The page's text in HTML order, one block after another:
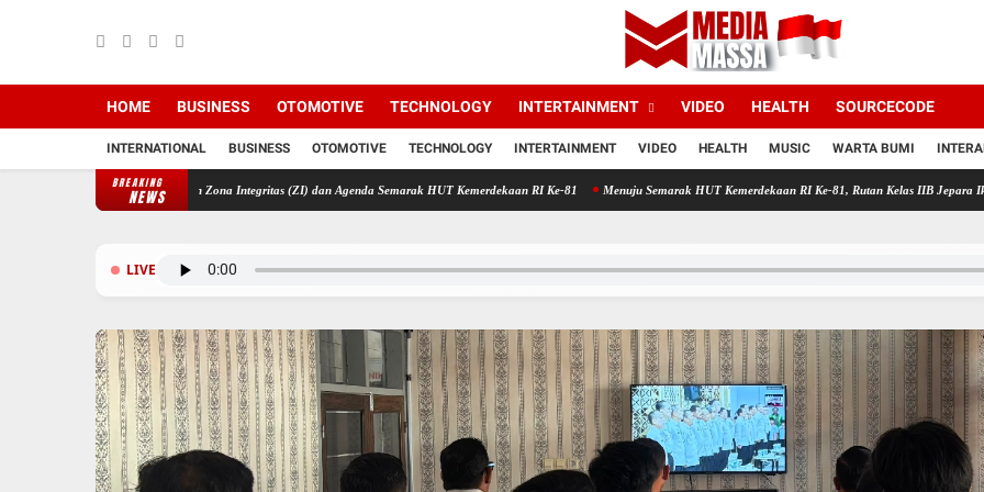
HOME BUSINESS OTOMOTIVE TECHNOLOGY INTERTAINMENT VIDEO HEALTH SOURCECODE
INTERNATIONAL BUSINESS OTOMOTIVE TECHNOLOGY INTERTAINMENT VIDEO HEALTH MUSIC WARTA BUMI
BREAKING
NEWS
Pembangunan Zona Integritas (ZI) dan Agenda Semarak HUT Kemerdekaan RI Ke-81 Menuju Semarak HUT Kemerdekaan RI Ke-81, Rutan Kelas IIB Jepara Ikuti
LIVE